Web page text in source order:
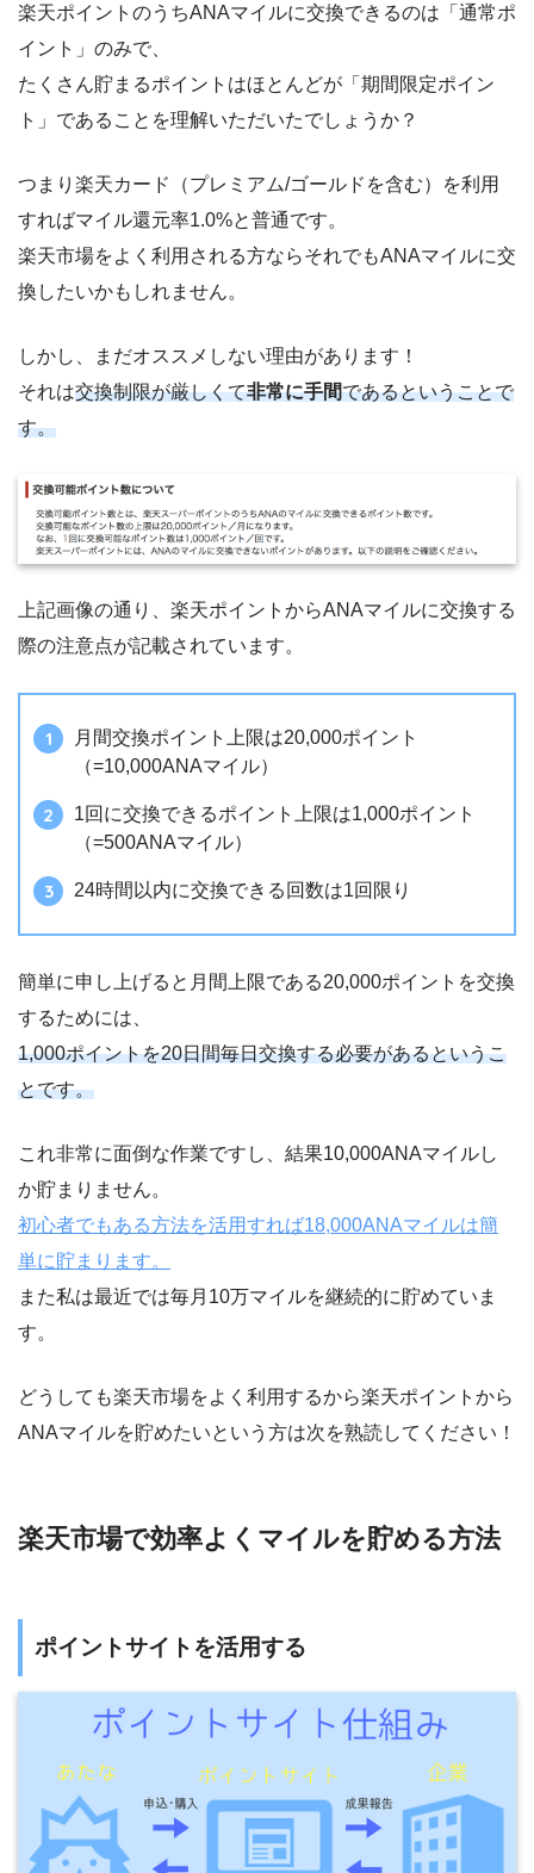
楽天ポイントのうちANAマイルに交換できるのは「通常ポ
イント」のみで、
たくさん貯まるポイントはほとんどが「期間限定ポイン
ト」であることを理解いただいたでしょうか？
つまり楽天カード（プレミアム/ゴールドを含む）を利用
すればマイル還元率1.0%と普通です。
楽天市場をよく利用される方ならそれでもANAマイルに交
換したいかもしれません。
しかし、まだオススメしない理由があります！
それは交換制限が厳しくて非常に手間であるということで
す。
上記画像の通り、楽天ポイントからANAマイルに交換する
際の注意点が記載されています。
月間交換ポイント上限は20,000ポイント
（=10,000ANAマイル）
1回に交換できるポイント上限は1,000ポイント
（=500ANAマイル）
24時間以内に交換できる回数は1回限り
簡単に申し上げると月間上限である20,000ポイントを交換
するためには、
1,000ポイントを20日間毎日交換する必要があるというこ
とです。
これ非常に面倒な作業ですし、結果10,000ANAマイルし
か貯まりません。
初心者でもある方法を活用すれば18,000ANAマイルは簡
単に貯まります。
また私は最近では毎月10万マイルを継続的に貯めていま
す。
どうしても楽天市場をよく利用するから楽天ポイントから
ANAマイルを貯めたいという方は次を熟読してください！
楽天市場で効率よくマイルを貯める方法
ポイントサイトを活用する